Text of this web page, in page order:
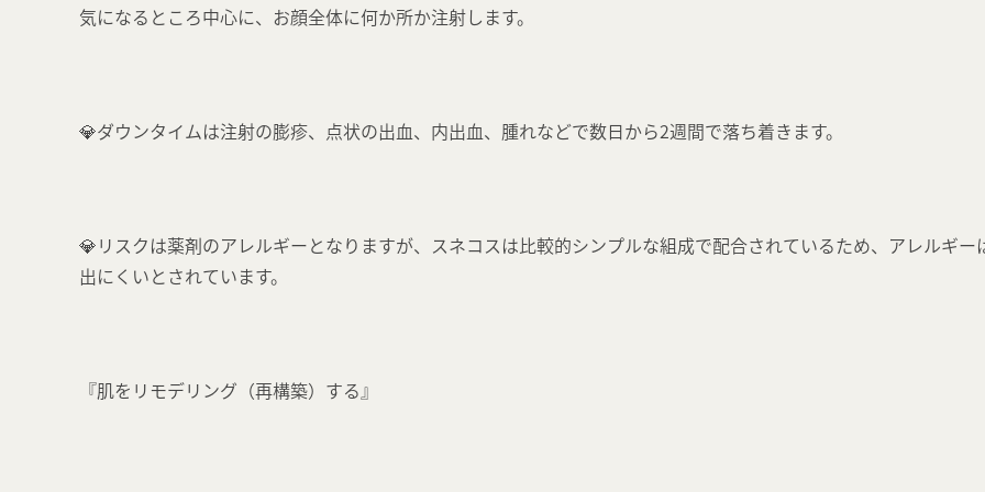
気になるところ中心に、お顔全体に何か所か注射します。
💎ダウンタイムは注射の膨疹、点状の出血、内出血、腫れなどで数日から2週間で落ち着きます。
💎リスクは薬剤のアレルギーとなりますが、スネコスは比較的シンプルな組成で配合されているため、アレルギー
出にくいとされています。
『肌をリモデリング（再構築）する』